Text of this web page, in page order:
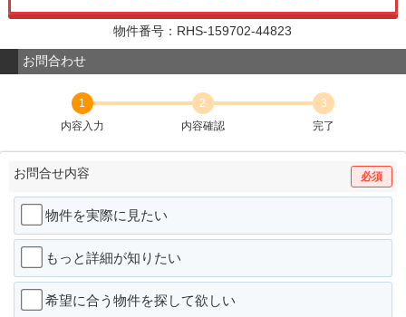
物件番号：RHS-159702-44823
お問合わせ
1
内容入力
2
内容確認
3
完了
お問合せ内容 必須
物件を実際に見たい
もっと詳細が知りたい
希望に合う物件を探して欲しい